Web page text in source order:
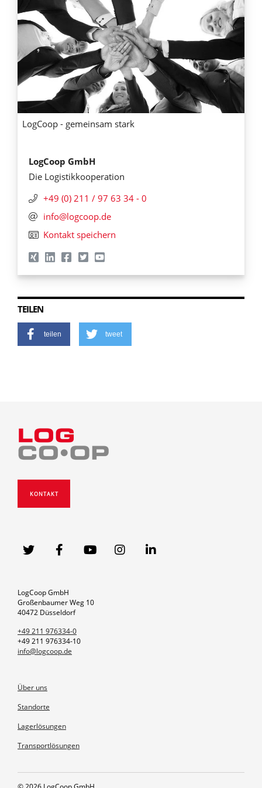
LogCoop - gemeinsam stark
LogCoop GmbH
Die Logistikkooperation
+49 (0) 211 / 97 63 34 - 0
info@logcoop.de
Kontakt speichern
TEILEN
teilen tweet
KONTAKT
LogCoop GmbH
Großenbaumer Weg 10
40472 Düsseldorf
+49 211 976334-0
+49 211 976334-10
info@logcoop.de
Über uns
Standorte
Lagerlösungen
Transportlösungen